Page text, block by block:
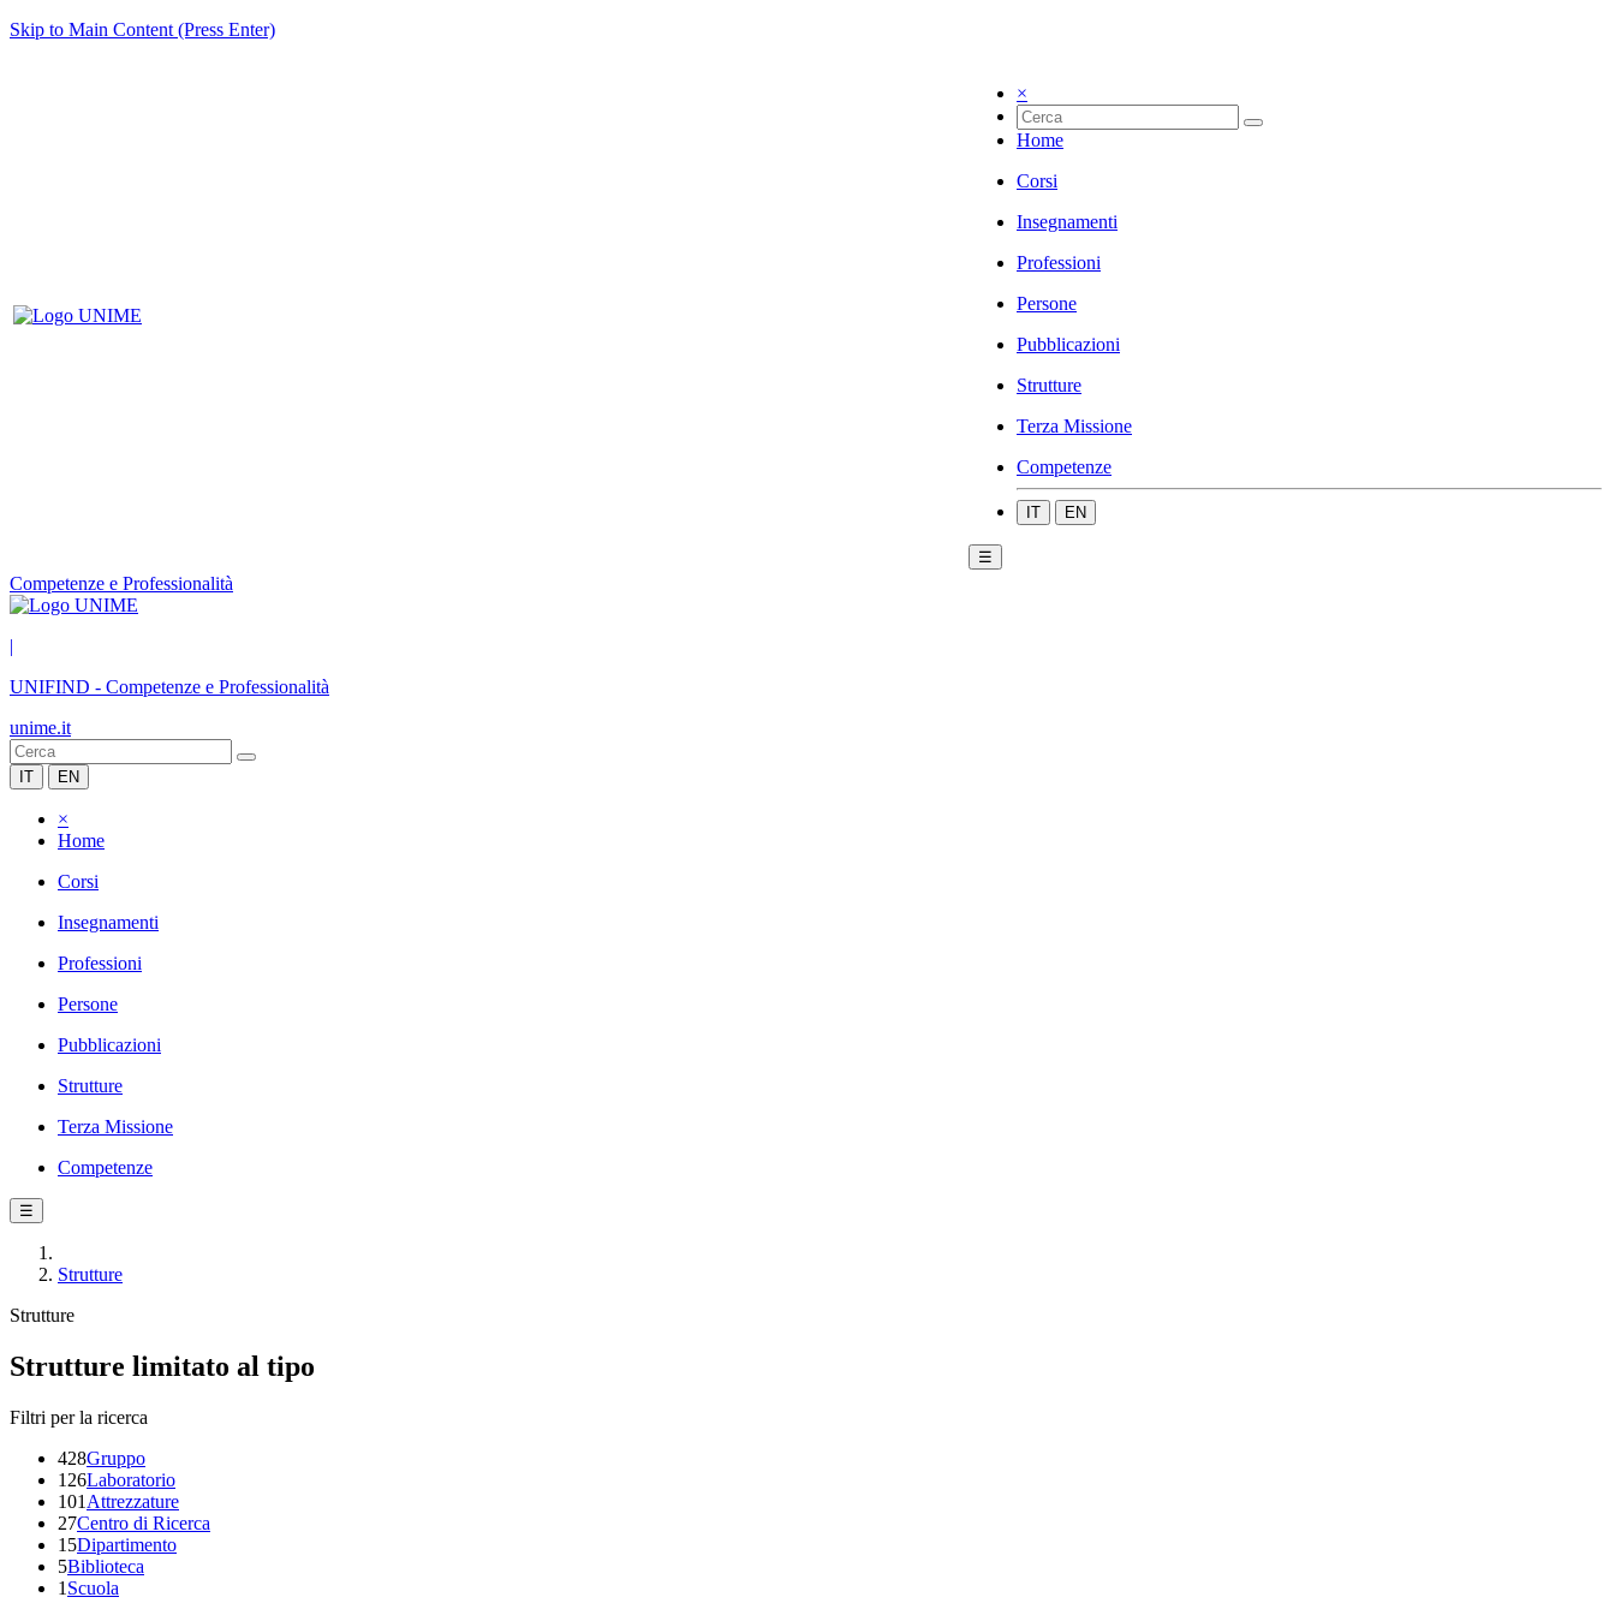
Skip to Main Content (Press Enter)
×
Home
Corsi
Insegnamenti
Professioni
Persone
Pubblicazioni
Strutture
Terza Missione
Competenze
IT EN
☰
Competenze e Professionalità
|
UNIFIND - Competenze e Professionalità
unime.it
IT EN
×
Home
Corsi
Insegnamenti
Professioni
Persone
Pubblicazioni
Strutture
Terza Missione
Competenze
☰
Strutture
Strutture
Strutture limitato al tipo
Filtri per la ricerca
428Gruppo
126Laboratorio
101 Attrezzature
27Centro di Ricerca
15Dipartimento
5Biblioteca
1 Scuola